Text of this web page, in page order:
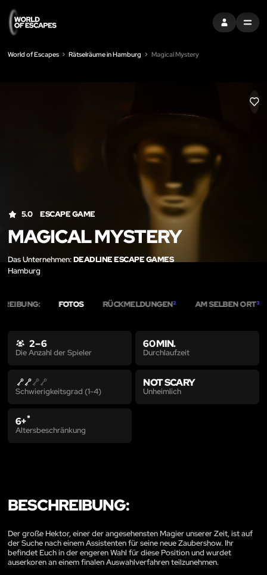
EINTRAGEN
MENU
World of Escapes Rätselräume in Hamburg Magical Mystery
LIKE
5.0 ESCAPE GAME
MAGICAL MYSTERY
Das Unternehmen:DEADLINE ESCAPE GAMES
Hamburg
FOTOS RÜCKMELDUNGEN2 AM SELBEN ORT3
2 – 6
Die Anzahl der Spieler
60 MIN.
Durchlaufzeit
Schwierigkeitsgrad (1-4)
NOT SCARY
Unheimlich
6+*
Altersbeschränkung
BESCHREIBUNG:
Der große Hektor, einer der angesehensten Magier unserer Zeit, ist auf
der Suche nach einem Assistenten für seine neue Zaubershow. Ihr
befindet Euch in der engeren Wahl für diese Position und wurdet
auserkoren an einem finalen Auswahlverfahren teilzunehmen.